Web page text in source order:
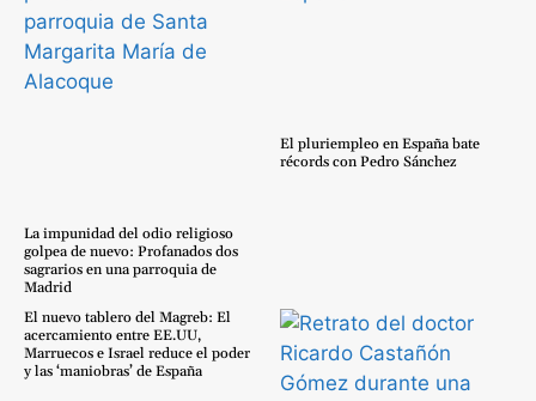
La impunidad del odio religioso
golpea de nuevo: Profanados dos
sagrarios en una parroquia de
Madrid
El pluriempleo en España bate
récords con Pedro Sánchez
El nuevo tablero del Magreb: El
acercamiento entre EE.UU,
Marruecos e Israel reduce el poder
y las ‘maniobras’ de España